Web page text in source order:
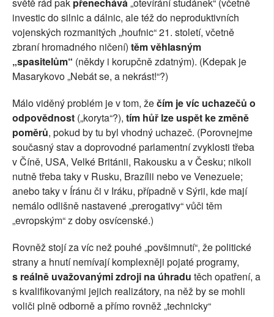
světě rád pak přenechává„otevírání studánek“ (včetně
investic do silnic a dálnic, ale též do neproduktivních
vojenských rozmanitých „houfnic“ 21. století, včetně
zbraní hromadného ničení) těm věhlasným
„spasitelům“ (někdy i korupčně zdatným). (Kdepak je
Masarykovo „Nebát se, a nekrást!“?)
Málo viděný problém je v tom, žečím je víc uchazečů o
odpovědnost („koryta“?), tím hůř lze uspět ke změně
poměrů, pokud by tu byl vhodný uchazeč. (Porovnejme
současný stav a doprovodné parlamentní zvyklosti třeba
v Číně, USA, Velké Británii, Rakousku a v Česku; nikoli
nutně třeba taky v Rusku, Brazílii nebo ve Venezuele;
anebo taky v Íránu či v Iráku, případně v Sýrii, kde mají
nemálo odlišně nastavené „prerogativy“ vůči těm
„evropským“ z doby osvícenské.)
Rovněž stojí za víc než pouhé „povšimnutí“, že politické
strany a hnutí nemívají komplexněji pojaté programy,
s reálně uvažovanými zdroji na úhradu těch opatření, a
s kvalifikovanými jejich realizátory, na něž by se mohli
voliči plně odborně a přímo rovněž „technicky“